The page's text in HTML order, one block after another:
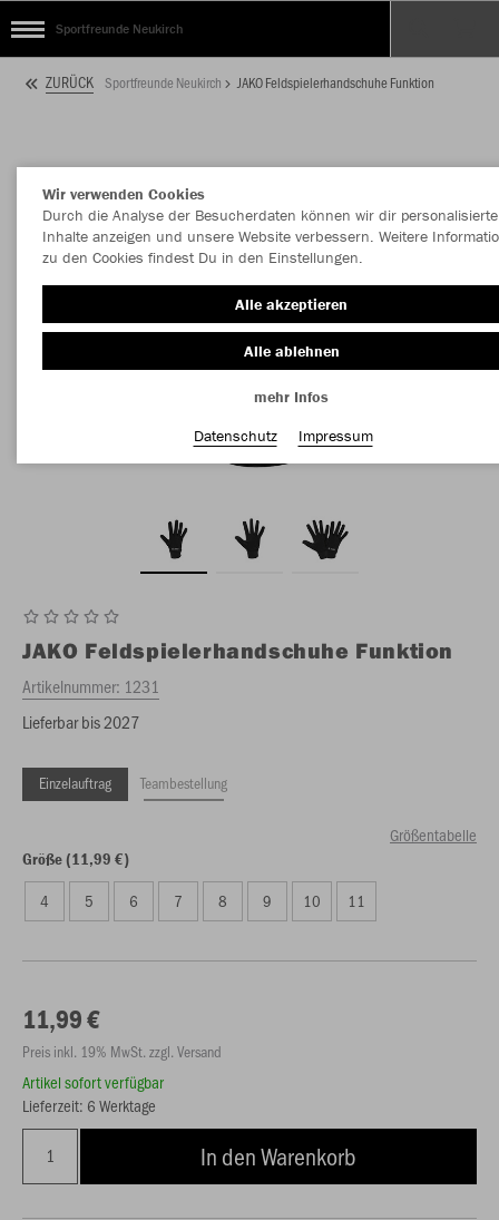
Sportfreunde Neukirch
ZURÜCK Sportfreunde Neukirch JAKO Feldspielerhandschuhe Funktion
JAKO Feldspielerhandschuhe Funktion
Artikelnummer: 1231
Lieferbar bis 2027
Einzelauftrag Teambestellung
Größentabelle
Größe (11,99 €)
4 5 6 7 8 9 10 11
11,99 €
Preis inkl. 19% MwSt. zzgl. Versand
Artikel sofort verfügbar
Lieferzeit: 6 Werktage
In den Warenkorb
Wir verwenden Cookies
Durch die Analyse der Besucherdaten können wir dir personalisierte
Inhalte anzeigen und unsere Website verbessern. Weitere
zu den Cookies findest Du in den Einstellungen.
Alle akzeptieren
Alle ablehnen
mehr Infos
Datenschutz
Impressum